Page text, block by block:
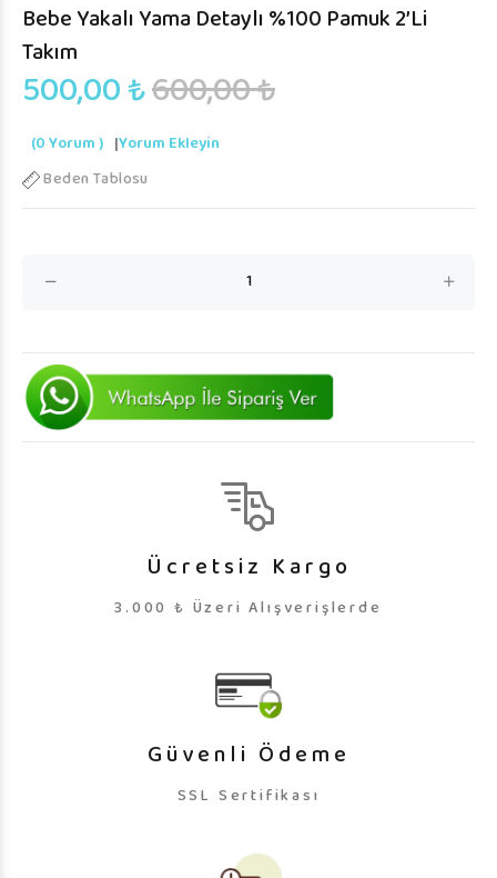
Bebe Yakalı Yama Detaylı %100 Pamuk 2’li
Takım
500,00 ₺600,00 ₺
(0 Yorum ) |Yorum Ekleyin
Beden Tablosu
Ücretsiz Kargo
3.000 ₺ Üzeri Alışverişlerde
Güvenli Ödeme
SSL Sertifikası